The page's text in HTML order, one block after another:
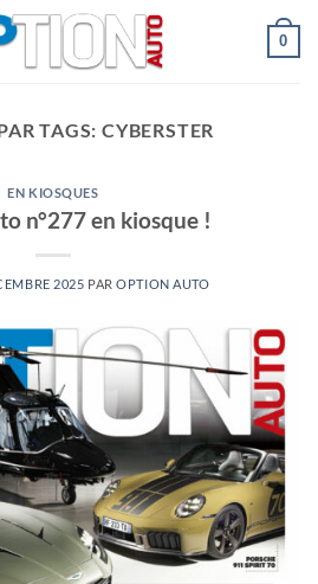
0
TAGS: CYBERSTER
EN KIOSQUES
n°277 en kiosque !
2025 PAROPTION AUTO